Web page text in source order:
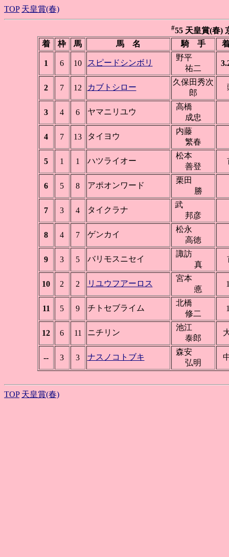
TOP 天皇賞(春)
#55 天皇賞(春)
着
枠 馬 馬 名 騎 手
1 6 10 スピードシンボリ
野平
祐二
2 7 12 カブトシロー
久保田秀次
郎
3 4 6 ヤマニリユウ
高橋
成忠
4 7 13 タイヨウ
内藤
繁春
5 1 1 ハツライオー
松本
善登
6 5 8 アポオンワード
栗田
勝
7 3 4 タイクラナ
武
邦彦
8 4 7 ゲンカイ
松永
高徳
9 3 5 バリモスニセイ
諏訪
真
10 2 2 リユウフアーロス
宮本
悳
11 5 9 チトセブライム
北橋
修二
12 6 11 ニチリン
池江
泰郎
-- 3 3 ナスノコトブキ
森安
弘明
TOP 天皇賞(春)